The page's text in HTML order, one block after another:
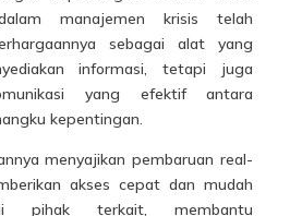
manajemen krisis telah
sebagai alat yang
informasi, tetapi juga
yang efektif antara
kepentingan.
menyajikan pembaruan real-
akses cepat dan mudah
pihak terkait, membantu